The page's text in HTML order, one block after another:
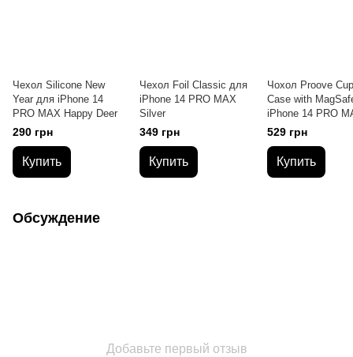
Чехол Silicone New
Year для iPhone 14
PRO MAX Happy Deer
290 грн
Купить
Чехол Foil Classic для
iPhone 14 PRO MAX
Silver
349 грн
Купить
Чохол Proove
Case with
iPhone 14 PRO
Black
529 грн
Купить
Обсуждение
Добавьте первый отзыв